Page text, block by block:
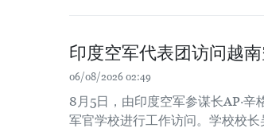
印度空军代表团访问越
06/08/2026 02:49
8月5日，由印度空军参谋长AP·
军官学校进行工作访问。学校校